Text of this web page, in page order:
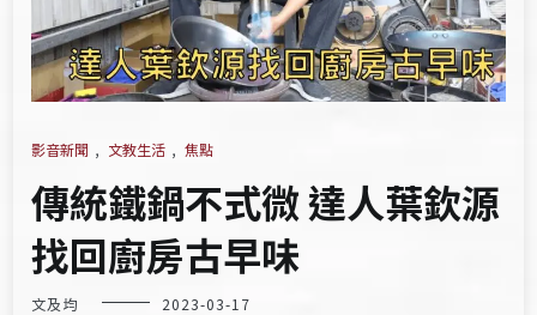
影音新聞 , 文教生活 , 焦點
傳統鐵鍋不式微 達人葉欽源
找回廚房古早味
文及均 2023-03-17